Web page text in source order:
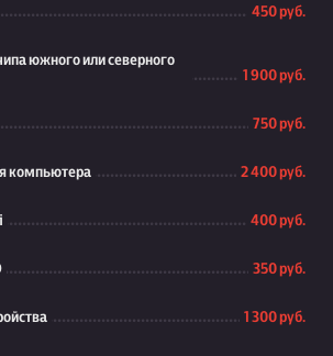
450 руб.
южного или северного
1 900 руб.
750 руб.
компьютера 2 400 руб.
400 руб.
350 руб.
1 300 руб.